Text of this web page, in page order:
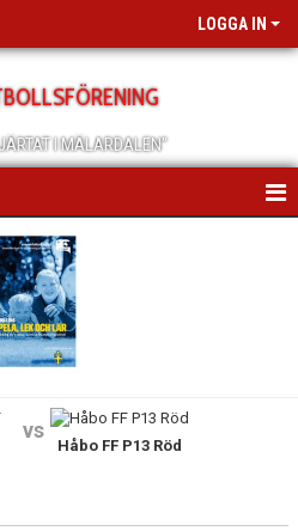
LOGGA IN
I MÄLARDALEN"
vs
Håbo FF P13 Röd